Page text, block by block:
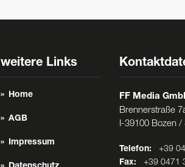
weitere Links
Home
AGB
Impressum
FF Media
Brennerstraße
I-39100 Bozen /
Telefon: +39
Fax: +39 0471